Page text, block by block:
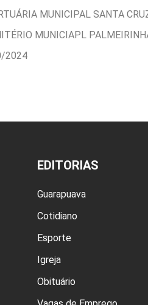
MUNICIPAL SANTA
MUNICIAPL
2024
EDITORIAS
Guarapuava
Cotidiano
Esporte
Igreja
Obituário